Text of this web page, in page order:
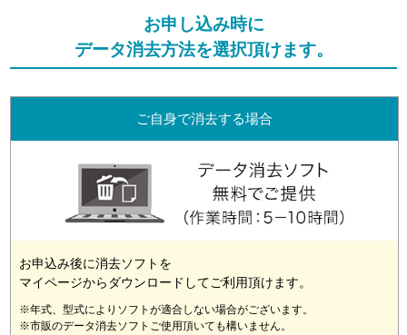
お申し込み時に
データ消去方法を選択頂けます。
ご自身で消去する場合
お申込み後に消去ソフトを
マイページからダウンロードしてご利用頂けます。
※年式、型式によりソフトが適合しない場合がございます。
※市販のデータ消去ソフトご使用頂いても構いません。